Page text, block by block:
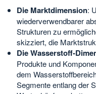
Die Marktdimension:
wiederverwendbarer
Strukturen zu
skizziert, die
Die Wasserstoff-
Produkte und
dem
Segmente entlang der